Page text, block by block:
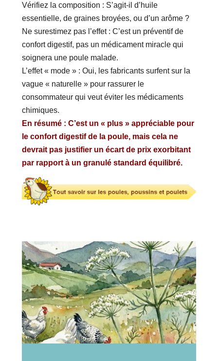
Vérifiez la composition : S’agit-il d’huile
essentielle, de graines broyées, ou d’un arôme ?
Ne surestimez pas l’effet : C’est un préventif de
confort digestif, pas un médicament miracle qui
soignera une poule malade.
L’effet « mode » : Oui, les fabricants surfent sur la
vague « naturelle » pour rassurer le
consommateur qui veut éviter les médicaments
chimiques.
En résumé : C’est un « plus » appréciable pour
le confort digestif de la poule, mais cela ne
devrait pas justifier un écart de prix exorbitant
par rapport à un granulé standard équilibré.